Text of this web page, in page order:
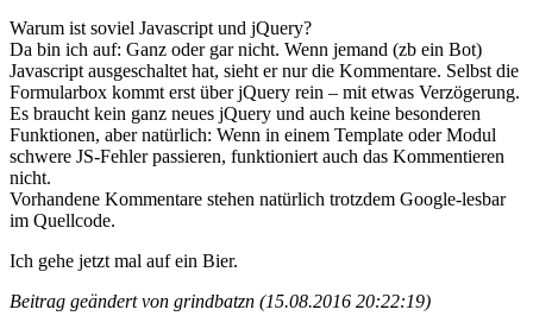
Warum ist soviel Javascript und jQuery?
Da bin ich auf: Ganz oder gar nicht. Wenn jemand (zb ein Bot)
Javascript ausgeschaltet hat, sieht er nur die Kommentare. Selbst die
Formularbox kommt erst über jQuery rein – mit etwas Verzögerung.
Es braucht kein ganz neues jQuery und auch keine besonderen
Funktionen, aber natürlich: Wenn in einem Template oder Modul
schwere JS-Fehler passieren, funktioniert auch das Kommentieren
nicht.
Vorhandene Kommentare stehen natürlich trotzdem Google-lesbar
im Quellcode.
Ich gehe jetzt mal auf ein Bier.
Beitrag geändert von grindbatzn (15.08.2016 20:22:19)